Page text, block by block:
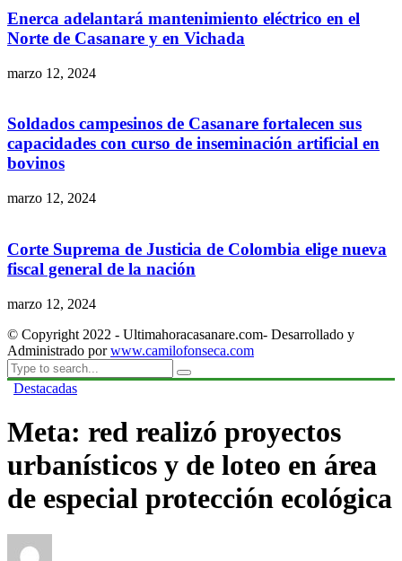
Enerca adelantará mantenimiento eléctrico en el
Norte de Casanare y en Vichada
marzo 12, 2024
Soldados campesinos de Casanare fortalecen sus
capacidades con curso de inseminación artificial en
bovinos
marzo 12, 2024
Corte Suprema de Justicia de Colombia elige nueva
fiscal general de la nación
marzo 12, 2024
© Copyright 2022 - Ultimahoracasanare.com- Desarrollado y
Administrado porwww.camilofonseca.com
Destacadas
Meta: red realizó proyectos
urbanísticos y de loteo en área
de especial protección ecológica